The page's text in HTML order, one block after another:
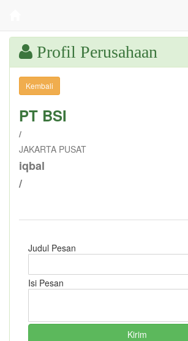
Profil Perusahaan
PT BSI
/
JAKARTA PUSAT
iqbal
/
Judul Pesan
Isi Pesan